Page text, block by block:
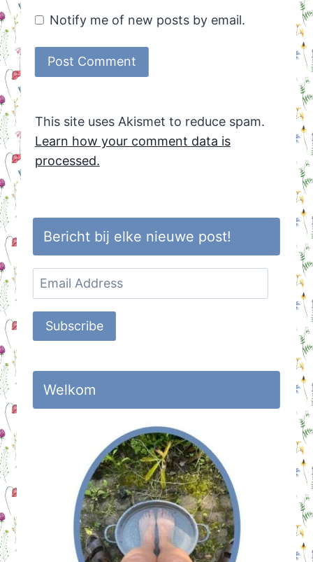
Notify me of new posts by email.
This site uses Akismet to reduce spam.
Learn how your comment data is
processed.
Bericht bij elke nieuwe post!
Email
Address
Subscribe
Welkom